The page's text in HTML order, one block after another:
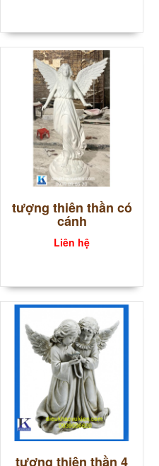
tượng thiên thần có
cánh
Liên hệ
tượng thiên thần 4